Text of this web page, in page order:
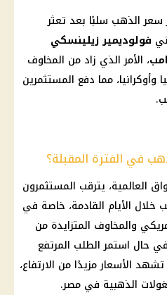
سعرالذهب سلبًا بعد تعثر
فولوديميرزيلينسكي
، الأمر الذي زاد من المخاوف
وأوكرانيا، مما دفع المستثمرين
.
في الفترة المقبلة؟
العالمية، يترقب المستثمرون
خلال الأيام القادمة، خاصة في
والمخاوف المتزايدة من
حال استمر الطلب المرتفع
تشهد الأسعارمزيدًا من الارتفاع،
الذهبية في مصر.